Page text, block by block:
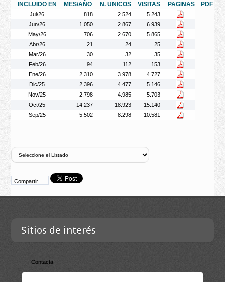
INCLUIDO EN MES/AÑO N. UNICOS VISITAS PAGINAS PDF
Jul/26 818 2.524
5.243
Jun/26
1.050 2.867
6.939
May/26
706 2.670
5.865
Abr/26
21 24
25
Mar/26
30 32
35
Feb/26
94 112
153
Ene/26
2.310 3.978
4.727
Dic/25
2.396 4.477
5.146
Nov/25
2.798 4.985
5.703
Oct/25
14.237 18.923
15.140
Sep/25
5.502 8.298 10.581
Compartir
Sitios de interés
Contacta